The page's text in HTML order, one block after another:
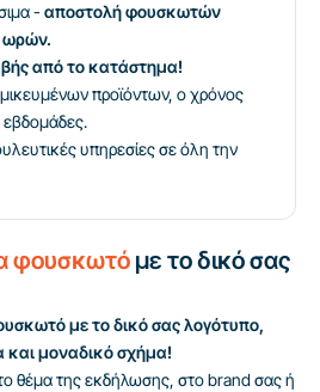
-αποστολή φουσκωτών
ωρών.
από το κατάστημα!
προϊόντων, ο χρόνος
εβδομάδες.
υπηρεσίες σε όλη την
φουσκωτό με το δικό σας
με το δικό σας λογότυπο,
μοναδικό σχήμα!
θέμα της εκδήλωσης, στο brand σας ή